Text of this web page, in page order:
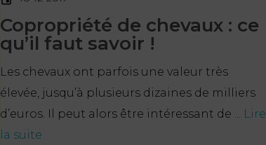
Copropriété de chevaux : ce
qu’il faut savoir !
Les chevaux ont parfois une valeur très
élevée, jusqu’à plusieurs dizaines de milliers
d’euros. Il peut alors être intéressant de ... Lire
la suite